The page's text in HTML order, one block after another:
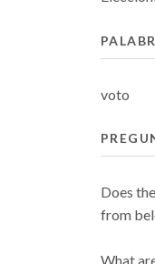
voto
Does
from
What